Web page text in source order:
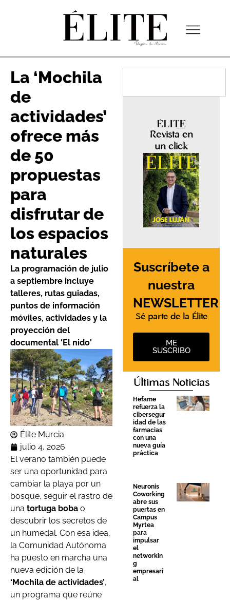
La ‘Mochila
de
actividades’
ofrece más
de 50
propuestas
para
disfrutar de
los espacios
naturales
La programación de julio
a septiembre incluye
talleres, rutas guiadas,
puntos de información
móviles, actividades y la
proyección del
documental 'El nido'
Élite Murcia
julio 4, 2026
El verano también puede
ser una oportunidad para
cambiar la playa por un
bosque, seguir el rastro de
una tortuga boba o
descubrir los secretos de
un humedal. Con esa idea,
la Comunidad Autónoma
ha puesto en marcha una
nueva edición de la
‘Mochila de actividades’,
un programa que reúne
Revista en
un click
Suscríbete a
nuestra
NEWSLETTER
Sé parte de la Élite
ME
SUSCRIBO
Últimas Noticias
Hefame
refuerza la
cibersegur
idad de las
farmacias
con una
nueva guía
práctica
Neuronis
Coworking
abre sus
puertas en
Campus
Myrtea
para
impulsar
el
networkin
g
empresari
al